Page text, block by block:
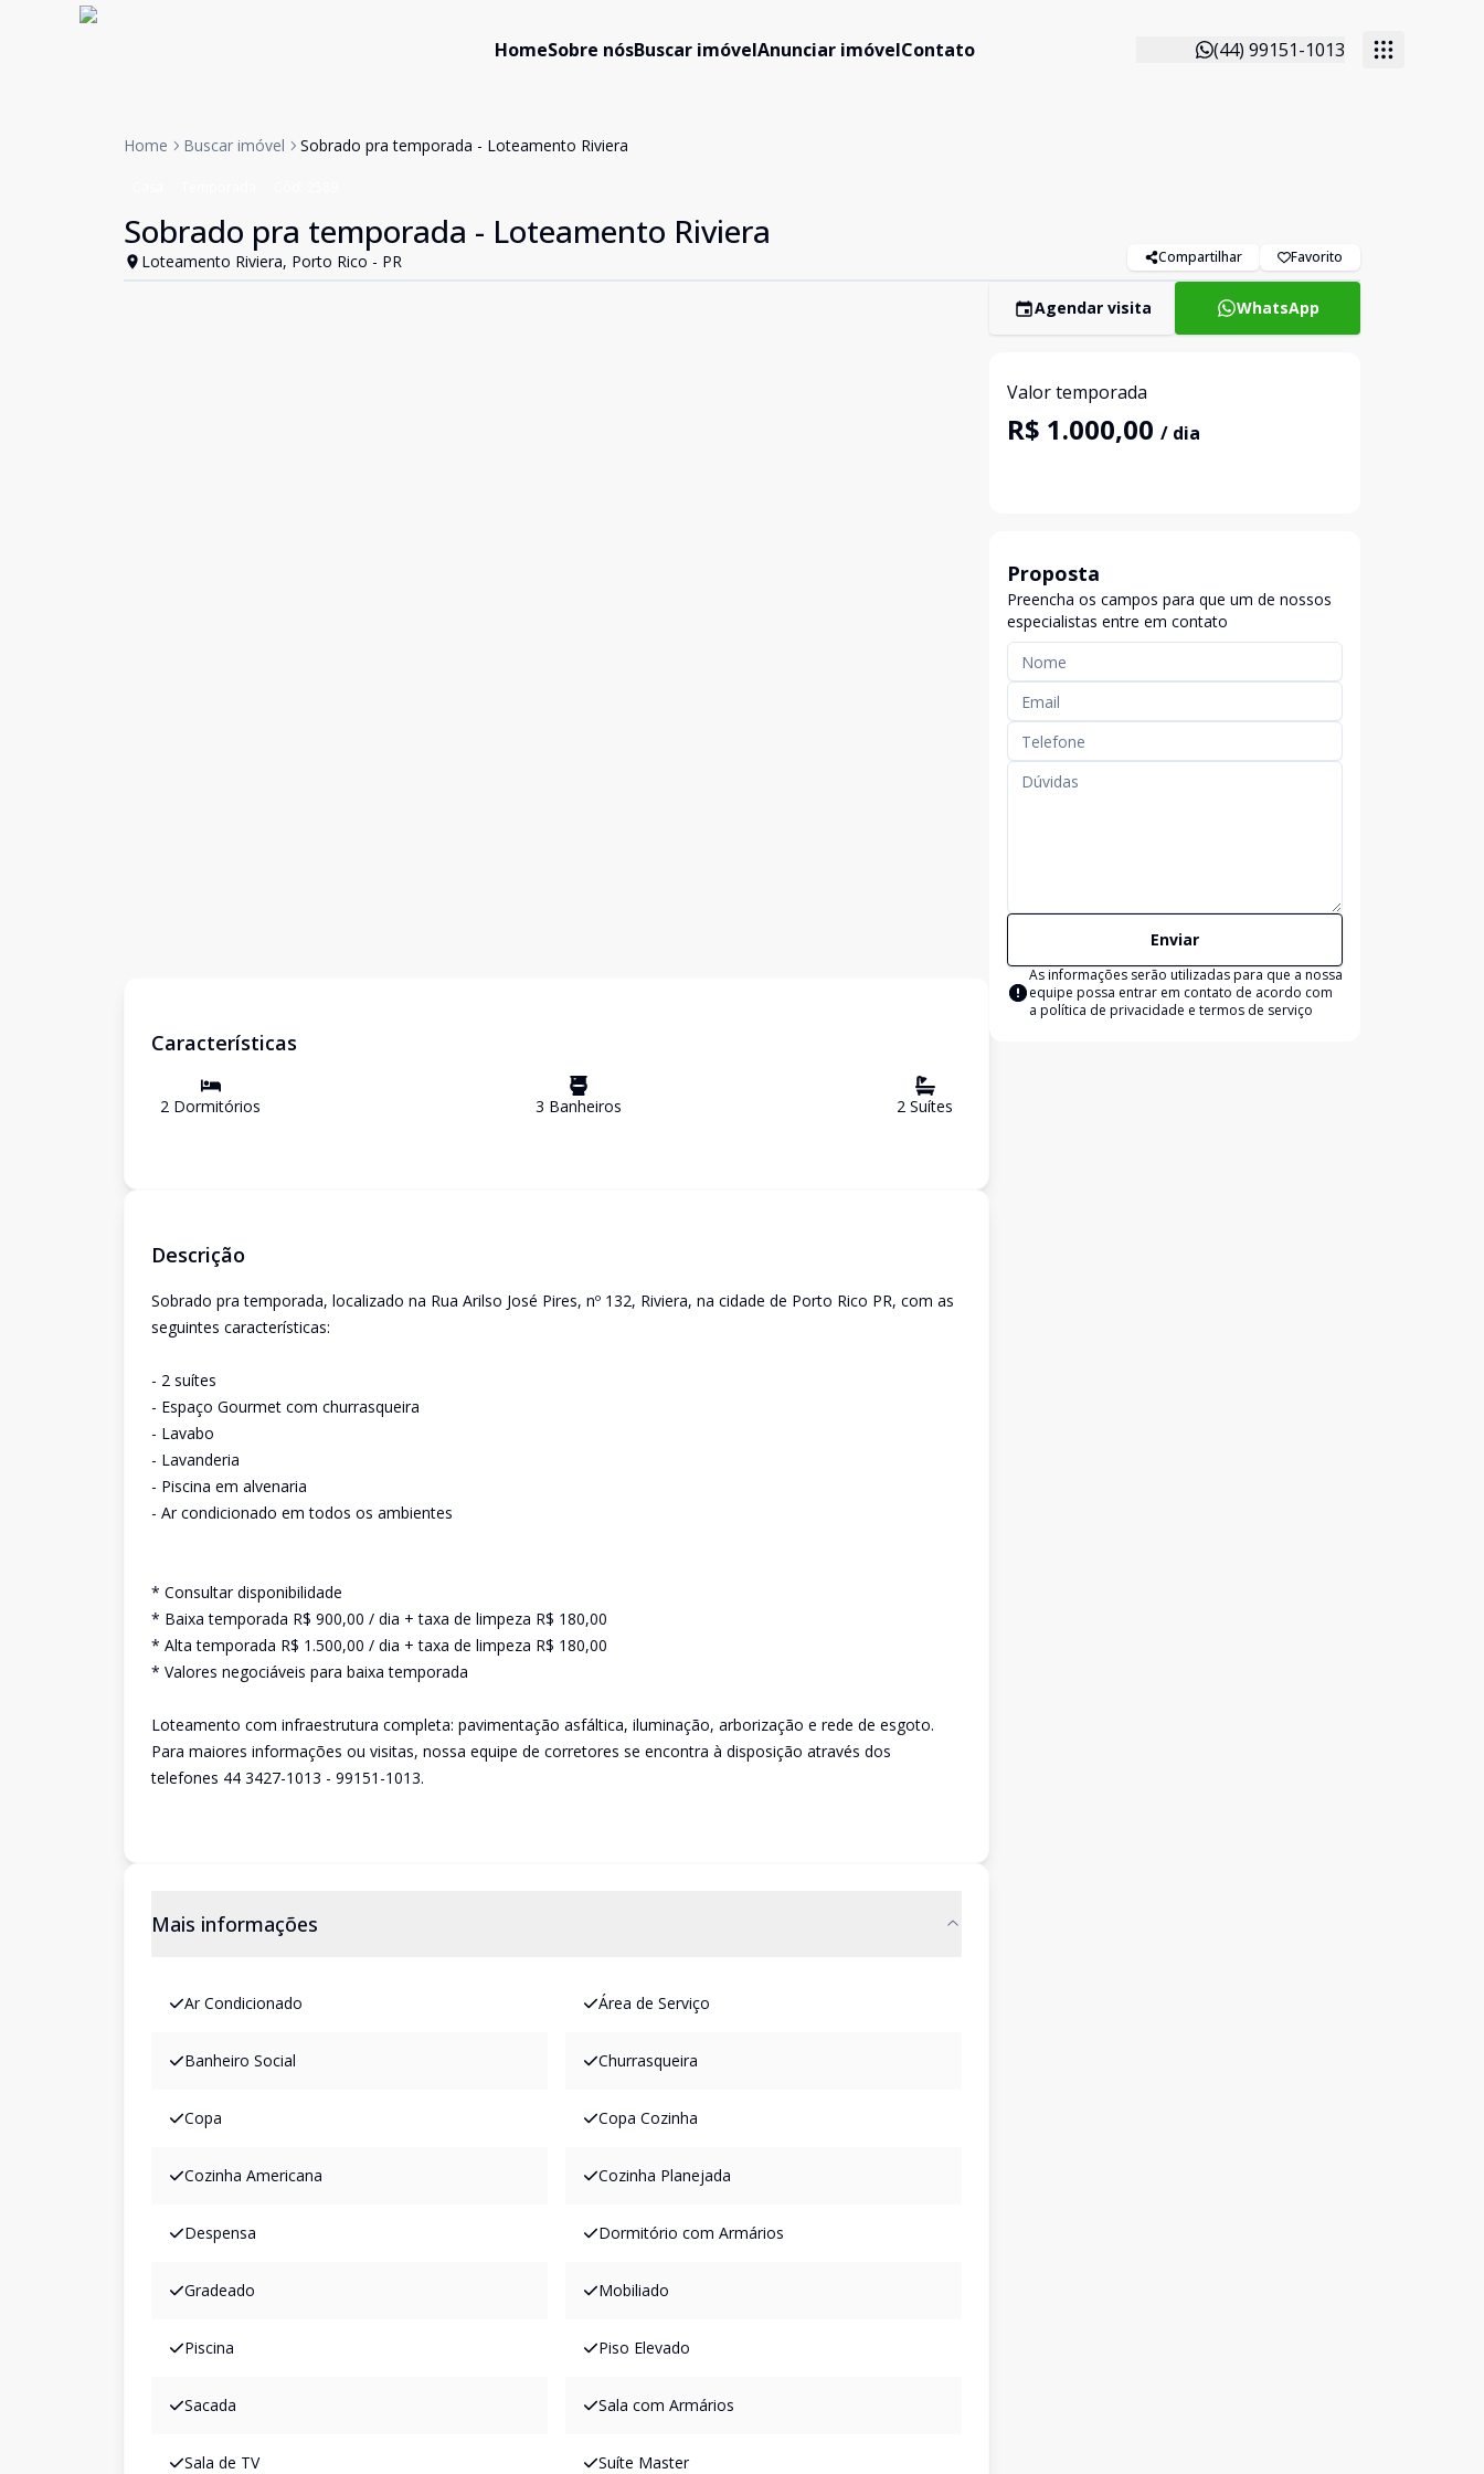
HomeSobre nósBuscar imóvelAnunciar imóvelContato (44) 99151-1013
Home Buscar imóvel Sobrado pra temporada - Loteamento Riviera
Sobrado pra temporada - Loteamento Riviera
Loteamento Riviera, Porto Rico - PR Compartilhar Favorito
Características
2 Dormitórios 3 Banheiros 2 Suítes
Descrição
Sobrado pra temporada, localizado na Rua Arilso José Pires, nº 132, Riviera, na cidade de Porto Rico PR, com as
seguintes características:
- 2 suítes
- Espaço Gourmet com churrasqueira
- Lavabo
- Lavanderia
- Piscina em alvenaria
- Ar condicionado em todos os ambientes
* Consultar disponibilidade
* Baixa temporada R$ 900,00 / dia + taxa de limpeza R$ 180,00
* Alta temporada R$ 1.500,00 / dia + taxa de limpeza R$ 180,00
* Valores negociáveis para baixa temporada
Loteamento com infraestrutura completa: pavimentação asfáltica, iluminação, arborização e rede de esgoto.
Para maiores informações ou visitas, nossa equipe de corretores se encontra à disposição através dos
telefones 44 3427-1013 - 99151-1013.
Mais informações
Ar Condicionado Área de Serviço
Banheiro Social Churrasqueira
Copa Copa Cozinha
Cozinha Americana Cozinha Planejada
Despensa Dormitório com Armários
Gradeado Mobiliado
Piscina Piso Elevado
Sacada Sala com Armários
Sala de TV Suíte Master
Agendar visita WhatsApp
Valor temporada
R$ 1.000,00 / dia
Proposta
Preencha os campos para que um de nossos
especialistas entre em contato
Enviar
As informações serão utilizadas para que a nossa
equipe possa entrar em contato de acordo com
a política de privacidade e termos de serviço